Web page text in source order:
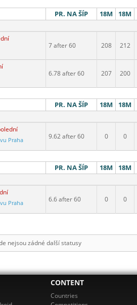
PR. NA ŠÍP 18M 18M
7 after 60 208 212
6.78 after 60 207 200
PR. NA ŠÍP 18M 18M
Praha 9.62 after 60 0 0
PR. NA ŠÍP 18M 18M
Praha 6.6 after 60 0 0
nejsou zádné další statusy
CONTENT
Countries